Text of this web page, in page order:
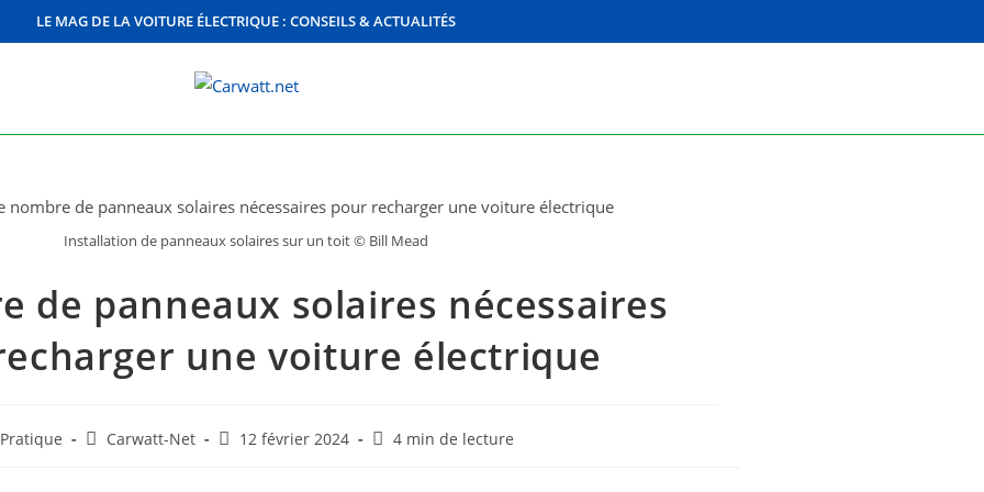
LE MAG DE LA VOITURE ÉLECTRIQUE : CONSEILS & ACTUALITÉS
Installation de panneaux solaires sur un toit © Bill Mead
de panneaux solaires nécessaires
une voiture électrique
Pratique
Auteur/autrice
Carwatt-Net
Dernière
12 février 2024
Temps
4 min de lecture